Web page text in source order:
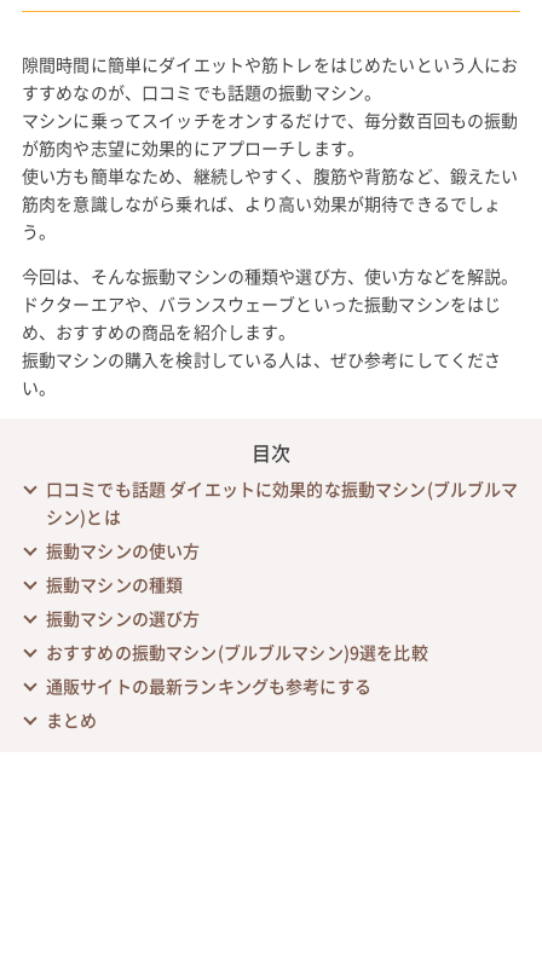
隙間時間に簡単にダイエットや筋トレをはじめたいという人にお
すすめなのが、口コミでも話題の振動マシン。
マシンに乗ってスイッチをオンするだけで、毎分数百回もの振動
が筋肉や志望に効果的にアプローチします。
使い方も簡単なため、継続しやすく、腹筋や背筋など、鍛えたい
筋肉を意識しながら乗れば、より高い効果が期待できるでしょ
う。
今回は、そんな振動マシンの種類や選び方、使い方などを解説。
ドクターエアや、バランスウェーブといった振動マシンをはじ
め、おすすめの商品を紹介します。
振動マシンの購入を検討している人は、ぜひ参考にしてくださ
い。
目次
口コミでも話題 ダイエットに効果的な振動マシン(ブルブルマ
シン)とは
振動マシンの使い方
振動マシンの種類
振動マシンの選び方
おすすめの振動マシン(ブルブルマシン)9選を比較
通販サイトの最新ランキングも参考にする
まとめ